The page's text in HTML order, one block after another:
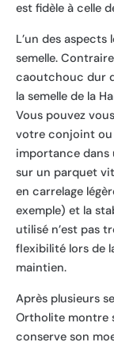
est fidèle à celle
L’un des aspects
semelle.
caoutchouc dur
la semelle de la
Vous pouvez
votre conjoint ou
importance dans
sur un parquet
en carrelage
exemple) et la
utilisé n’est pas
flexibilité lors de
maintien.
Après plusieurs
Ortholite montre
conserve son